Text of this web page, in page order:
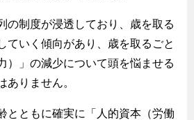
の制度が浸透しており、歳を取る
ていく傾向があり、歳を取るごと
）」の減少について頭を悩ませる
ありません。
とともに確実に「人的資本（労働